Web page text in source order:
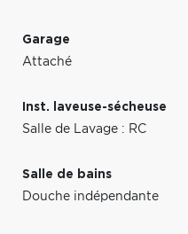
Garage
Attaché
Inst. laveuse-sécheuse
Salle de Lavage : RC
Salle de bains
Douche indépendante